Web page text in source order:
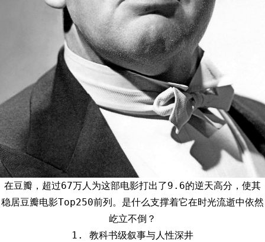
在豆瓣，超过67万人为这部电影打出了9.6的逆天高分，使其
稳居豆瓣电影Top250前列。是什么支撑着它在时光流逝中依然
屹立不倒？
1. 教科书级叙事与人性深井